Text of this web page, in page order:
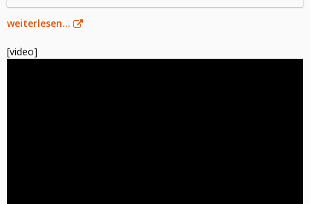
weiterlesen...
[video]